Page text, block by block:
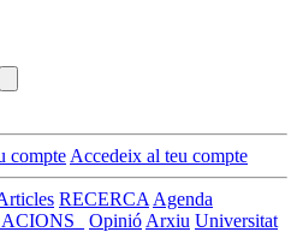
compte Accedeix al teu compte
RECERCA Agenda
Opinió Arxiu Universitat